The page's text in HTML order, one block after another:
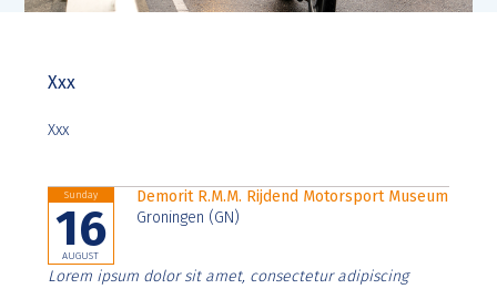
Xxx
Xxx
Sunday
16
AUGUST
Demorit R.M.M. Rijdend Motorsport Museum
Groningen (GN)
Lorem ipsum dolor sit amet, consectetur adipiscing